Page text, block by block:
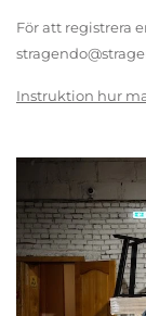
För att registrera
Instruktion hur